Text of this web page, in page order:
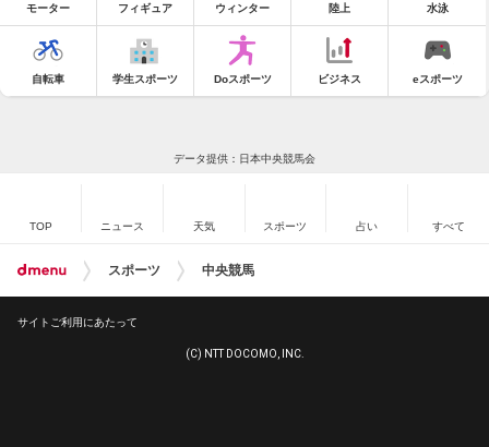
モーター フィギュア ウィンター 陸上 水泳
自転車 学生スポーツ Doスポーツ ビジネス eスポーツ
データ提供：日本中央競馬会
TOP ニュース 天気 スポーツ 占い すべて
スポーツ 中央競馬
サイトご利用にあたって
(C) NTT DOCOMO, INC.